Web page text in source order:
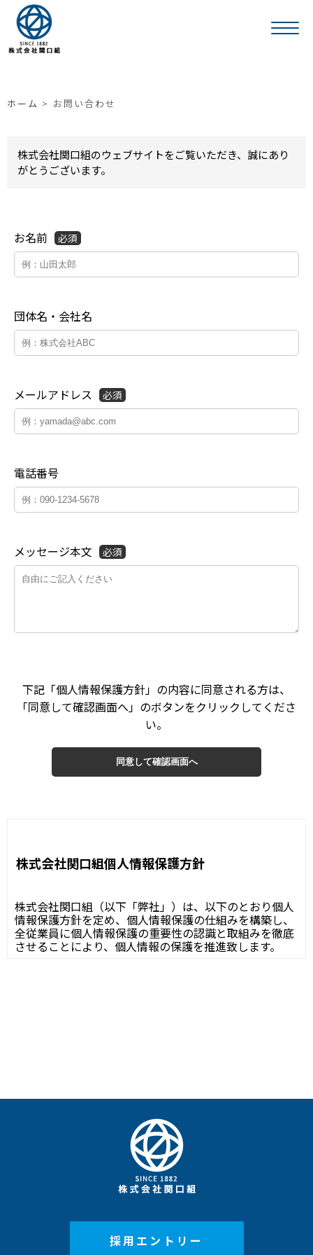
ホーム > お問い合わせ
株式会社関口組のウェブサイトをご覧いただき、誠にあり
がとうございます。
お名前 必須
団体名・会社名
メールアドレス 必須
電話番号
メッセージ本文 必須
下記「個人情報保護方針」の内容に同意される方は、
「同意して確認画面へ」のボタンをクリックしてくださ
い。
株式会社関口組個人情報保護方針
株式会社関口組（以下「弊社」）は、以下のとおり個人
情報保護方針を定め、個人情報保護の仕組みを構築し、
全従業員に個人情報保護の重要性の認識と取組みを徹底
させることにより、個人情報の保護を推進致します。
お客さまからお預かりした個人情報は、弊社からのご連
ールや資料のご送付に利用いたします。
個人情報の第三者への開示・提供の禁止
弊社は、お客さまよりお預かりした個人情報を適切に管
理し、次のいずれかに該当する場合を除き、個人情報を
第三者に開示いたしません。
お客さまが希望されるサービスを行なうために弊社
が業務を委託する業者に対して開示する場合
法令に基づき開示することが必要である場合
採用エントリー